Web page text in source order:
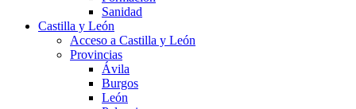
Sanidad
Castilla y León
Acceso a Castilla y León
Provincias
Ávila
Burgos
León